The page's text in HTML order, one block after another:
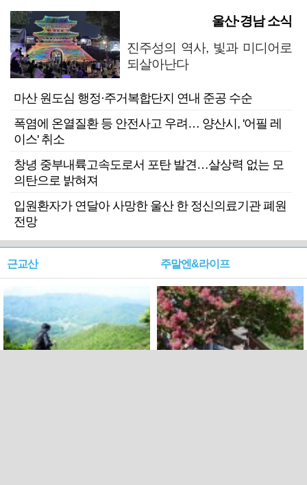
울산·경남 소식
진주성의 역사, 빛과 미디어로
되살아난다
마산 원도심 행정·주거복합단지 연내 준공 수순
폭염에 온열질환 등 안전사고 우려… 양산시, '어필 레
이스' 취소
창녕 중부내륙고속도로서 포탄 발견…살상력 없는 모
의탄으로 밝혀져
입원환자가 연달아 사망한 울산 한 정신의료기관 폐원
전망
근교산 주말엔&라이프